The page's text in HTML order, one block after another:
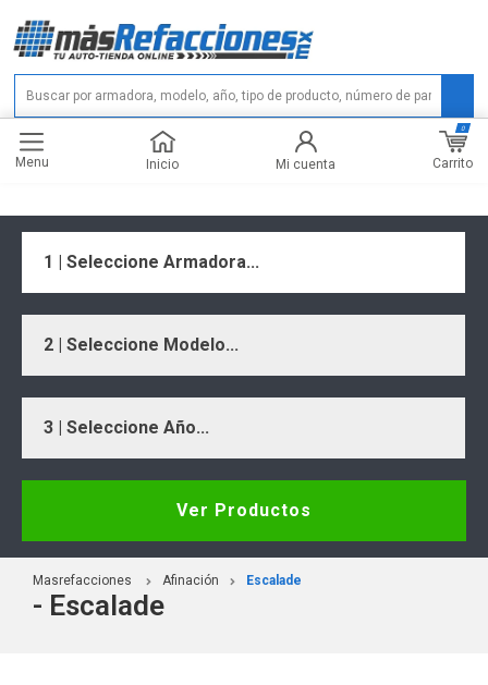
Menu Inicio Mi cuenta Carrito
0
1 | Seleccione Armadora...
2 | Seleccione Modelo...
3 | Seleccione Año...
Ver Productos
Masrefacciones Afinación Escalade
- Escalade